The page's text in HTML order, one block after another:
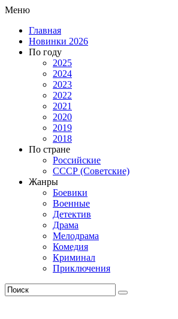
Меню
Главная
Новинки 2026
По году
2025
2024
2023
2022
2021
2020
2019
2018
По стране
Российские
СССР (Советские)
Жанры
Боевики
Военные
Детектив
Драма
Мелодрама
Комедия
Криминал
Приключения